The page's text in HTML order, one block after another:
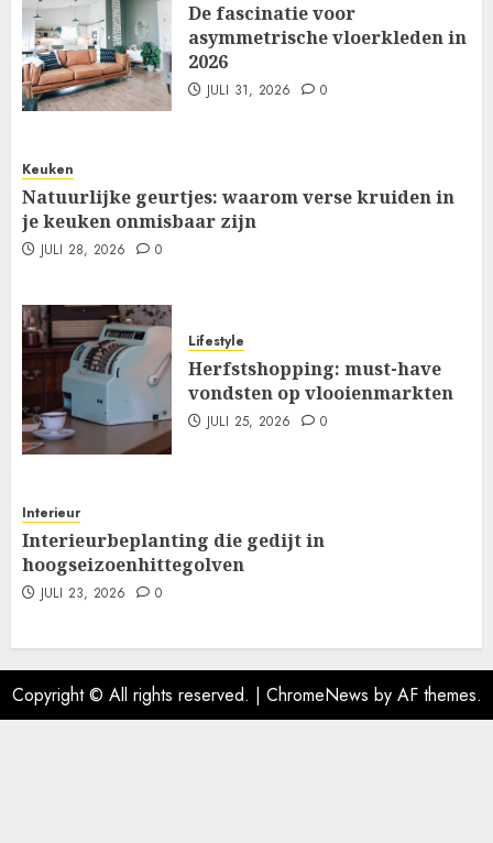
De fascinatie voor
asymmetrische vloerkleden in
2026
JULI 31, 2026 0
Keuken
Natuurlijke geurtjes: waarom verse kruiden in
je keuken onmisbaar zijn
JULI 28, 2026 0
Lifestyle
Herfstshopping: must-have
vondsten op vlooienmarkten
JULI 25, 2026 0
Interieur
Interieurbeplanting die gedijt in
hoogseizoenhittegolven
JULI 23, 2026 0
Copyright © All rights reserved. | ChromeNews by AF themes.